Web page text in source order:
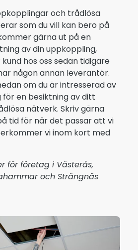
och trådlösa
som du vill kan bero på
gärna ut på en
av din uppkoppling,
hos oss sedan tidigare
någon annan leverantör.
om du är intresserad av
en besiktning av ditt
nätverk. Skriv gärna
tid för när det passar att vi
vi inom kort med
för företag i Västerås,
och Strängnäs